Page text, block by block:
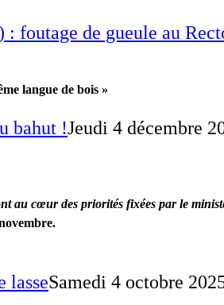
foutage de gueule au
langue de bois »
bahut !Jeudi 4 décembre
au cœur des priorités fixées par le
lasseSamedi 4 octobre